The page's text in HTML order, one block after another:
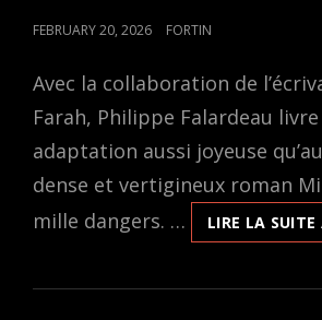
POSTED
FEBRUARY 20, 2026 FORTIN
Avec la collaboration de
Farah, Philippe Falardeau
adaptation aussi joyeuse
dense et vertigineux roman
mille dangers. …
LIRE LA